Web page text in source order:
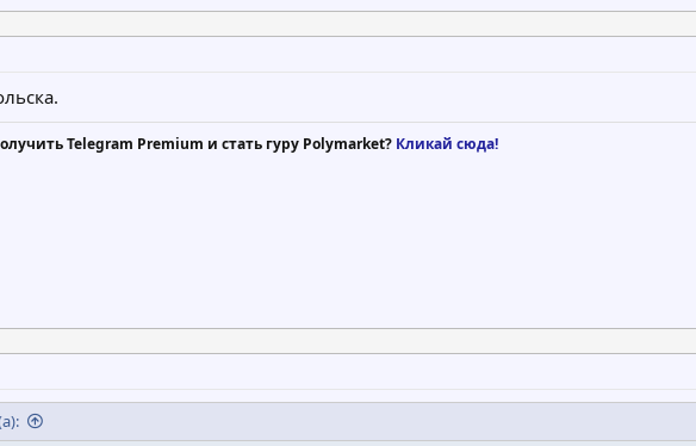
Telegram Premium и стать гуру Polymarket? Кликай сюда!